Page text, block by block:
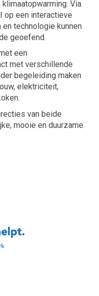
Via
op een interactieve
technologie kunnen
geoefend.
een
met verschillende
begeleiding maken
elektriciteit,
van beide
mooie en duurzame